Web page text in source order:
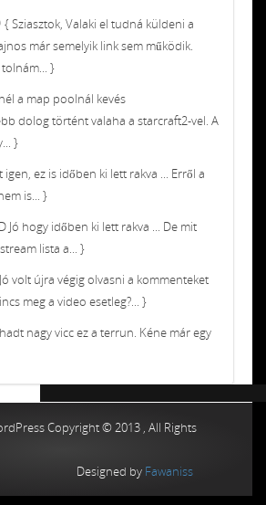
{ Sziasztok, Valaki el tudná küldeni a
már semelyik link sem működik.
}
a map poolnál kevés
dolog történt valaha a starcraft2-vel. A
}
igen, ez is időben ki lett rakva ... Erről a
is... }
Jó hogy időben ki lett rakva ... De mit
lista a... }
Jó volt újra végig olvasni a kommenteket
meg a video esetleg?... }
nagy vicc ez a terrun. Kéne már egy
Copyright © 2013 , All Rights
Designed by Fawaniss